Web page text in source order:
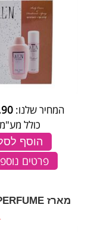
המחיר שלנו:
כולל מע"מ
הוסף
פרטים
מארז GIRL PERFUME